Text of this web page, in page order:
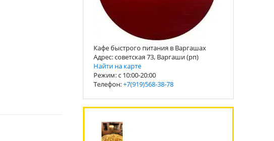
Кафе быстрого питания в Варгашах
Адрес: советская 73, Варгаши (рп)
Найти на карте
Режим: с 10:00-20:00
Телефон:+7(919)568-38-78